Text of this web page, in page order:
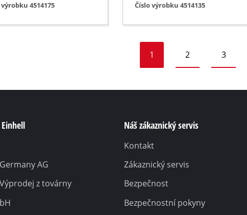
4514175 Číslo výrobku 4514135
1 2 3
AG
z továrny
Náš zákaznický servis
Kontakt
Zákaznický servis
Bezpečnost
Bezpečnostní pokyny